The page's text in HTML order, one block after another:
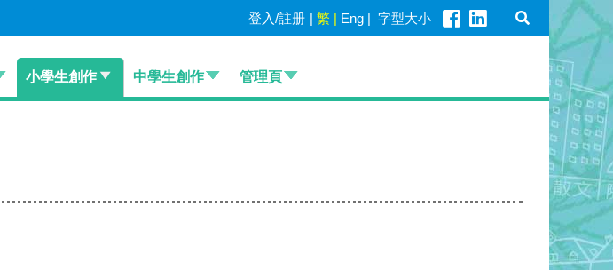
登入/註册 | 繁 | Eng | 字型大小
小學生創作 中學生創作 管理頁